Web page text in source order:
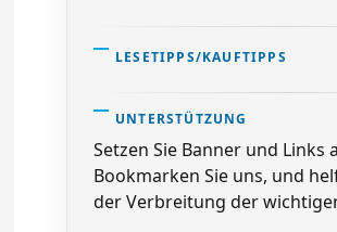
LESETIPPS/KAUFTIPPS
UNTERSTÜTZUNG
Setzen Sie Banner und Links
Bookmarken Sie uns, und
der Verbreitung der